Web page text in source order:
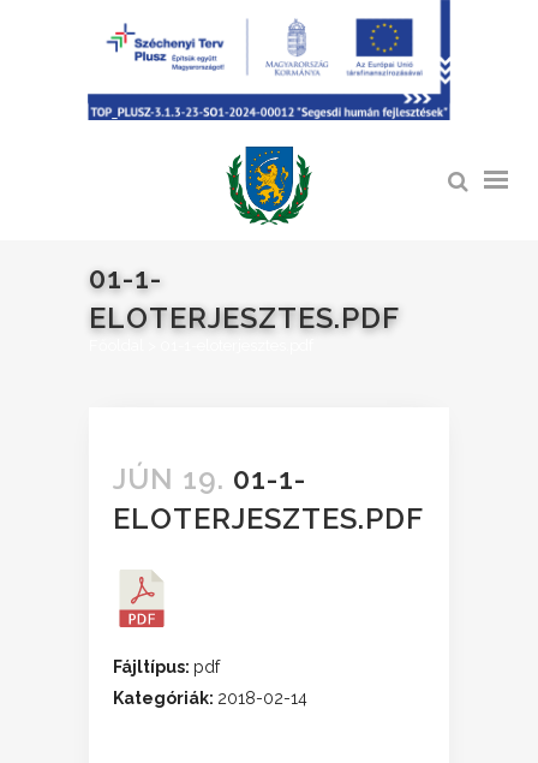
01-1-
ELOTERJESZTES.PDF
JÚN 19. 01-1-
ELOTERJESZTES.PDF
Fájltípus: pdf
Kategóriák: 2018-02-14